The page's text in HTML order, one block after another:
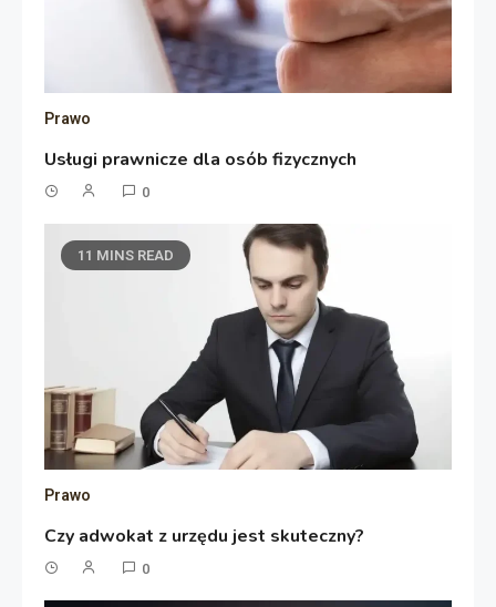
Prawo
Usługi prawnicze dla osób fizycznych
0
11 MINS READ
Prawo
Czy adwokat z urzędu jest skuteczny?
0